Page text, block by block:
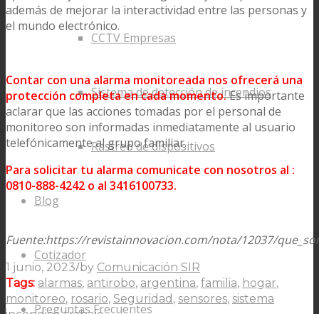
CCTV Empresas
Sistema de detección de incendios
Rastreo de dispositivos
Blog
Cotizador
Preguntas Frecuentes
además de mejorar la interactividad entre las personas y
el mundo electrónico.
Contar con una alarma monitoreada nos ofrecerá una
protección completa en cada momento.Es importante
aclarar que las acciones tomadas por el personal de
monitoreo son informadas inmediatamente al usuario
telefónicamente al grupo familiar.
Para solicitar tu alarma comunicate con nosotros al :
0810-888-4242 o al 3416100733.
Fuente:https://revistainnovacion.com/nota/12037/
1 junio, 2023/by Comunicación SIR
Tags: alarmas, antirobo, argentina, familia, hogar,
monitoreo, rosario, Seguridad , sensores, sistema